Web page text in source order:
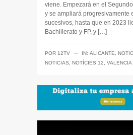
viene. Empezará en el
y se ampliará progresivamente
sucesivos, hasta que en 2023
Bachillerato y FP, y […]
POR 12TV ─ IN: ALICANTE,
NOTICIAS, NOTÍCIES 12, VALENCIA